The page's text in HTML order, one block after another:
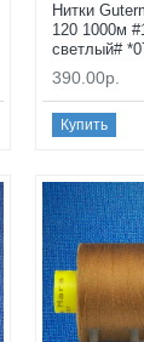
Нитки
120 1000м
светлый#
390.00р.
Купить